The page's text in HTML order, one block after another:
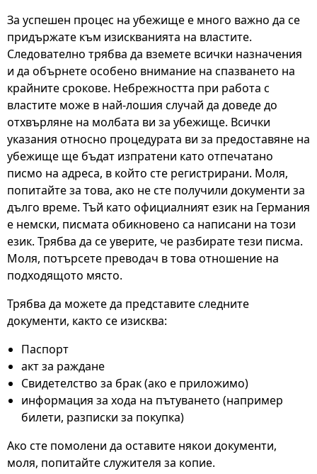
За успешен процес на убежище е много важно да се
придържате към изискванията на властите.
Следователно трябва да вземете всички назначения
и да обърнете особено внимание на спазването на
крайните срокове. Небрежността при работа с
властите може в най-лошия случай да доведе до
отхвърляне на молбата ви за убежище. Всички
указания относно процедурата ви за предоставяне на
убежище ще бъдат изпратени като отпечатано
писмо на адреса, в който сте регистрирани. Моля,
попитайте за това, ако не сте получили документи за
дълго време. Тъй като официалният език на Германия
е немски, писмата обикновено са написани на този
език. Трябва да се уверите, че разбирате тези писма.
Моля, потърсете преводач в това отношение на
подходящото място.
Трябва да можете да представите следните
документи, както се изисква:
Паспорт
акт за раждане
Свидетелство за брак (ако е приложимо)
информация за хода на пътуването (например
билети, разписки за покупка)
Ако сте помолени да оставите някои документи,
моля, попитайте служителя за копие.